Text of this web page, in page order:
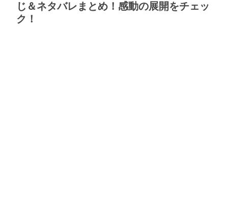
じ＆ネタバレまとめ！感動の展開をチェッ
ク！